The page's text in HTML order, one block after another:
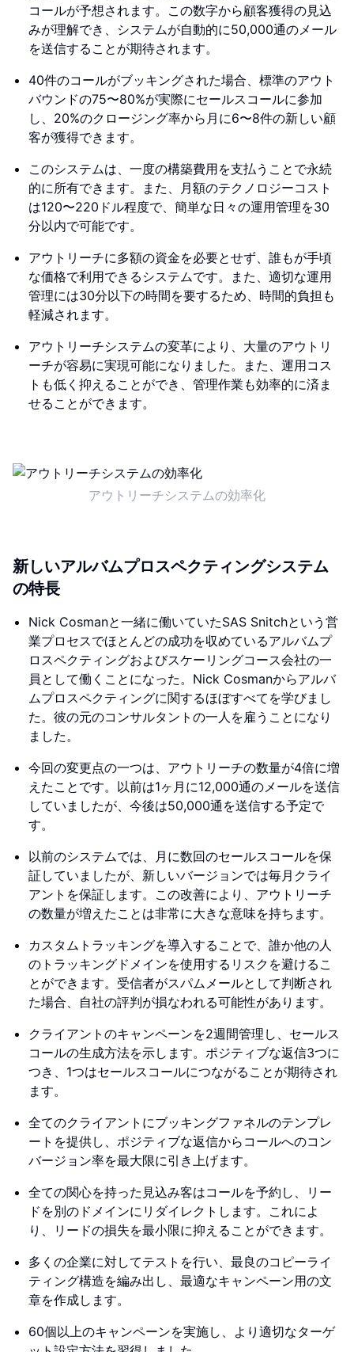
コールが予想されます。この数字から顧客獲得の見込
みが理解でき、システムが自動的に50,000通のメール
を送信することが期待されます。
40件のコールがブッキングされた場合、標準のアウト
バウンドの75〜80%が実際にセールスコールに参加
し、20%のクロージング率から月に6〜8件の新しい顧
客が獲得できます。
このシステムは、一度の構築費用を支払うことで永続
的に所有できます。また、月額のテクノロジーコスト
は120〜220ドル程度で、簡単な日々の運用管理を30
分以内で可能です。
アウトリーチに多額の資金を必要とせず、誰もが手頃
な価格で利用できるシステムです。また、適切な運用
管理には30分以下の時間を要するため、時間的負担も
軽減されます。
アウトリーチシステムの変革により、大量のアウトリ
ーチが容易に実現可能になりました。また、運用コス
トも低く抑えることができ、管理作業も効率的に済ま
せることができます。
アウトリーチシステムの効率化
新しいアルバムプロスペクティングシステム
の特長
Nick Cosmanと一緒に働いていたSAS Snitchという営
業プロセスでほとんどの成功を収めているアルバムプ
ロスペクティングおよびスケーリングコース会社の一
員として働くことになった。Nick Cosmanからアルバ
ムプロスペクティングに関するほぼすべてを学びまし
た。彼の元のコンサルタントの一人を雇うことになり
ました。
今回の変更点の一つは、アウトリーチの数量が4倍に増
えたことです。以前は1ヶ月に12,000通のメールを送信
していましたが、今後は50,000通を送信する予定で
す。
以前のシステムでは、月に数回のセールスコールを保
証していましたが、新しいバージョンでは毎月クライ
アントを保証します。この改善により、アウトリーチ
の数量が増えたことは非常に大きな意味を持ちます。
カスタムトラッキングを導入することで、誰か他の人
のトラッキングドメインを使用するリスクを避けるこ
とができます。受信者がスパムメールとして判断され
た場合、自社の評判が損なわれる可能性があります。
クライアントのキャンペーンを2週間管理し、セールス
コールの生成方法を示します。ポジティブな返信3つに
つき、1つはセールスコールにつながることが期待され
ます。
全てのクライアントにブッキングファネルのテンプレ
ートを提供し、ポジティブな返信からコールへのコン
バージョン率を最大限に引き上げます。
全ての関心を持った見込み客はコールを予約し、リー
ドを別のドメインにリダイレクトします。これによ
り、リードの損失を最小限に抑えることができます。
多くの企業に対してテストを行い、最良のコピーライ
ティング構造を編み出し、最適なキャンペーン用の文
章を作成します。
60個以上のキャンペーンを実施し、より適切なターゲ